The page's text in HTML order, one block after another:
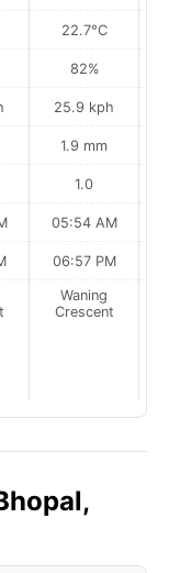
22.7°C
82%
25.9 kph
1.9 mm
1.0
05:54 AM
06:57 PM
Waning
Crescent